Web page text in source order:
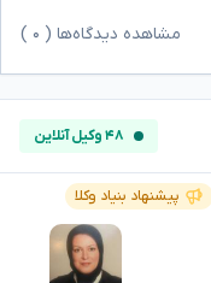
مشاهده دیدگاه‌ها ( ۰
۴۸ وکیل آنلاین
پیشنهاد بنیاد وکلا